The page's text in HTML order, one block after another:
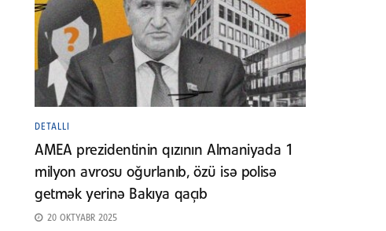
DETALLI
AMEA prezidentinin qızının Almaniyada 1
milyon avrosu oğurlanıb, özü isə polisə
getmək yerinə Bakıya qaçıb
20 OKTYABR 2025